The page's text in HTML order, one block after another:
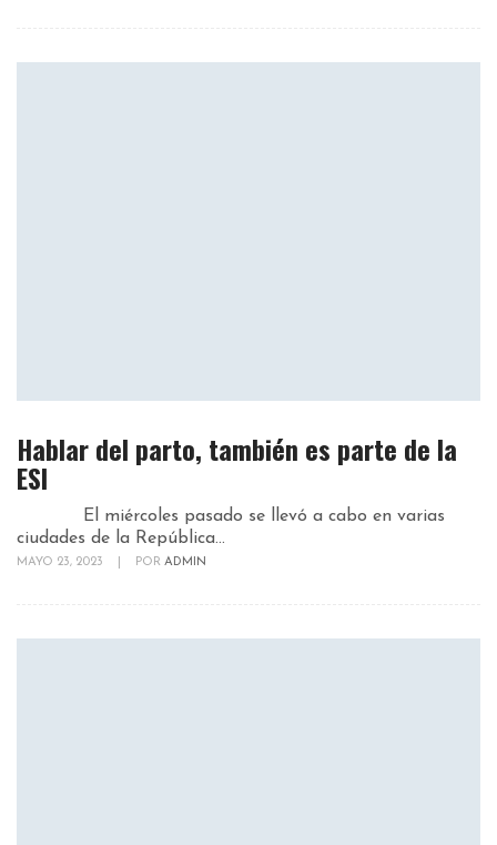
Hablar del parto, también es parte de la
ESI
El miércoles pasado se llevó a cabo en varias
ciudades de la República...
MAYO 23, 2023 POR ADMIN